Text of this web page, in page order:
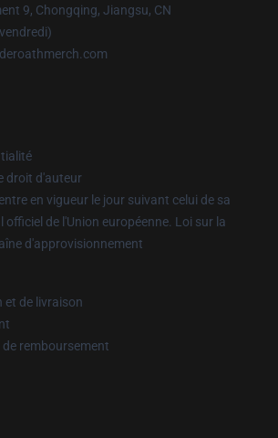
9, Chongqing, Jiangsu, CN
droit d'auteur
en vigueur le jour suivant celui de sa
de l'Union européenne. Loi sur la
d'approvisionnement
et de livraison
remboursement